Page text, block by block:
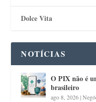
Dolce Vita
NOTÍCIAS
O PIX não é
brasileiro
ago 8, 2026|